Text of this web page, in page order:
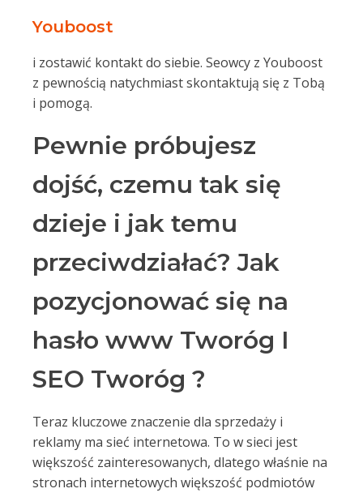
Youboost
i zostawić kontakt do siebie. Seowcy z Youboost
z pewnością natychmiast skontaktują się z Tobą
i pomogą.
Pewnie próbujesz
dojść, czemu tak się
dzieje i jak temu
przeciwdziałać? Jak
pozycjonować się na
hasło www Tworóg I
SEO Tworóg ?
Teraz kluczowe znaczenie dla sprzedaży i
reklamy ma sieć internetowa. To w sieci jest
większość zainteresowanych, dlatego właśnie na
stronach internetowych większość podmiotów